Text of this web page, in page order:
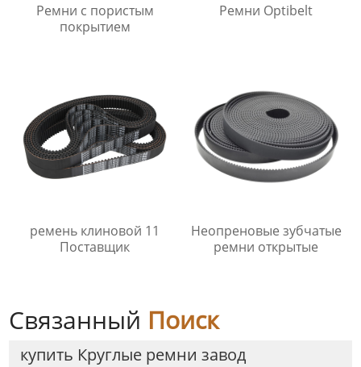
Ремни с пористым
покрытием
Ремни Optibelt
ремень клиновой 11
Поставщик
Неопреновые зубчатые
ремни открытые
Связанный Поиск
купить Круглые ремни завод